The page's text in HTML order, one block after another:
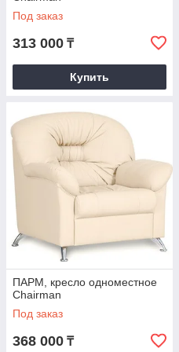
Под заказ
313 000 ₸
Купить
ПАРМ, кресло одноместное
Chairman
Под заказ
368 000 ₸